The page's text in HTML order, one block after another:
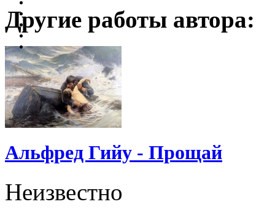
Другие работы автора:
Альфред Гийу - Прощай
Неизвестно